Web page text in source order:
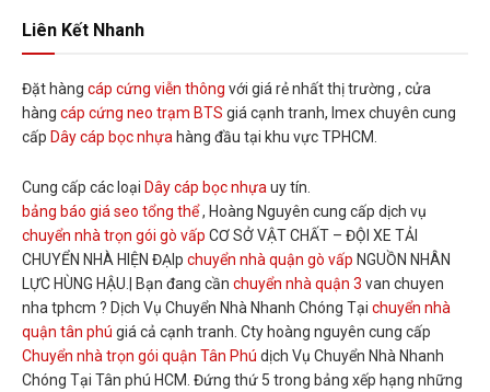
Liên Kết Nhanh
Đặt hàng cáp cứng viễn thông với giá rẻ nhất thị trường , cửa
hàng cáp cứng neo trạm BTS giá cạnh tranh, Imex chuyên cung
cấp Dây cáp bọc nhựa hàng đầu tại khu vực TPHCM.
Cung cấp các loại Dây cáp bọc nhựa uy tín.
bảng báo giá seo tổng thể, Hoàng Nguyên cung cấp dịch vụ
chuyển nhà trọn gói gò vấp CƠ SỞ VẬT CHẤT – ĐỘI XE TẢI
CHUYỂN NHÀ HIỆN ĐẠIp chuyển nhà quận gò vấp NGUỒN NHÂN
LỰC HÙNG HẬU.| Bạn đang cần chuyển nhà quận 3 van chuyen
nha tphcm ? Dịch Vụ Chuyển Nhà Nhanh Chóng Tại chuyển nhà
quận tân phú giá cả cạnh tranh. Cty hoàng nguyên cung cấp
Chuyển nhà trọn gói quận Tân Phú dịch Vụ Chuyển Nhà Nhanh
Chóng Tại Tân phú HCM. Đứng thứ 5 trong bảng xếp hạng những